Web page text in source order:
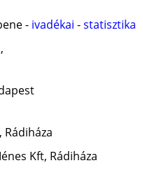
- ivadékai -statisztika
Rádiháza
Kft, Rádiháza